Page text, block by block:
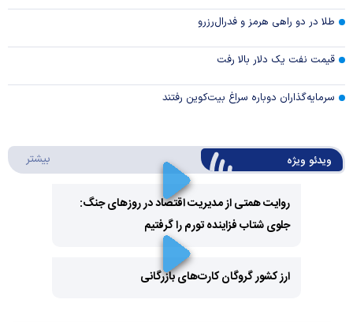
طلا در دو راهی هرمز و فدرال‌رزرو
قیمت نفت یک دلار بالا رفت
سرمایه‌گذاران دوباره سراغ بیت‌کوین رفتند
ویدئو ویژه بیشتر
Play
Video
روایت همتی از مدیریت اقتصاد در روزهای جنگ:
جلوی شتاب فزاینده تورم را گرفتیم
ارز کشور گروگان کارت‌های بازرگانی